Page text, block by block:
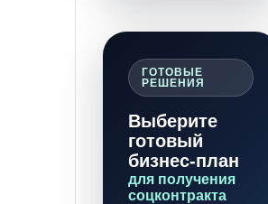
ГОТОВЫЕ
РЕШЕНИЯ
Выберите
готовый
бизнес-план
для получения
соцконтракта